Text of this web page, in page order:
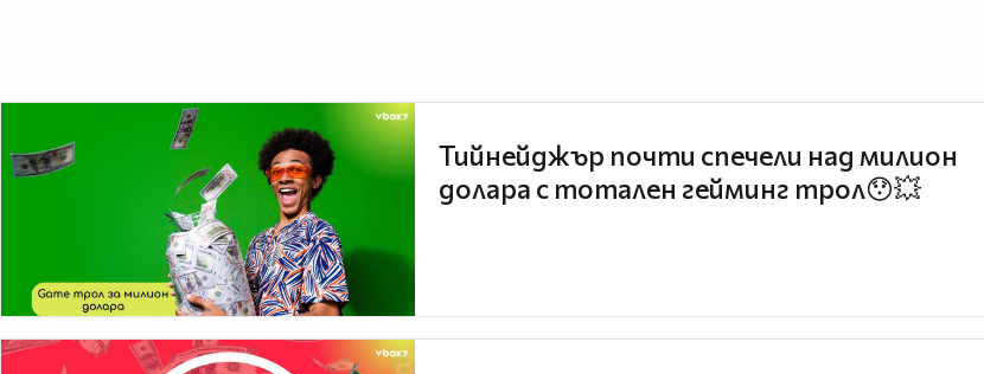
Тийнейджър почти спечели над милион
долара с тотален гейминг трол😯💥